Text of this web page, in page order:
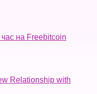
на Freebitcoin
Relationship with